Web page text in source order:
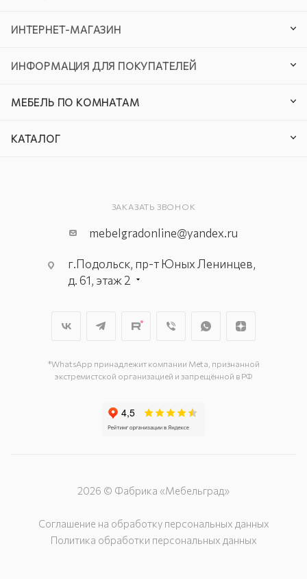
ИНТЕРНЕТ-МАГАЗИН
ИНФОРМАЦИЯ ДЛЯ ПОКУПАТЕЛЕЙ
МЕБЕЛЬ ПО КОМНАТАМ
КАТАЛОГ
ЗАКАЗАТЬ ЗВОНОК
mebelgradonline@yandex.ru
г.Подольск, пр-т Юных Ленинцев,
д. 61, этаж 2
г. Подольск, ул. Станционная, д. 11
*WhatsApp принадлежит компании Meta, признанной
экстремистской организацией и запрещённой в РФ
2026 © Фабрика «Мебельград»
Соглашение на обработку персональных данных
Политика обработки персональных данных